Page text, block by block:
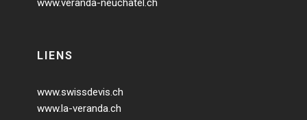
www.veranda-neuchatel.ch
LIENS
www.swissdevis.ch
www.la-veranda.ch